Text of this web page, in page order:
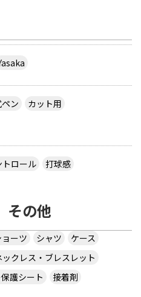
ン
カット用
トロール 打球感
その他
ーツ シャツ
ケース
ックレス・ブレスレット
護シート
接着剤